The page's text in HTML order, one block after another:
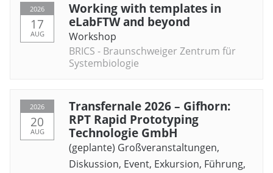
2026
17
AUG
Working with templates in
eLabFTW and beyond
Workshop
BRICS - Braunschweiger Zentrum für
Systembiologie
2026
20
AUG
Transfernale 2026 – Gifhorn:
RPT Rapid Prototyping
Technologie GmbH
(geplante) Großveranstaltungen,
Diskussion, Event, Exkursion, Führung,